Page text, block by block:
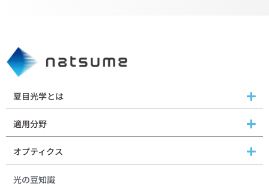
夏目光学とは
適用分野
オプティクス
光の豆知識